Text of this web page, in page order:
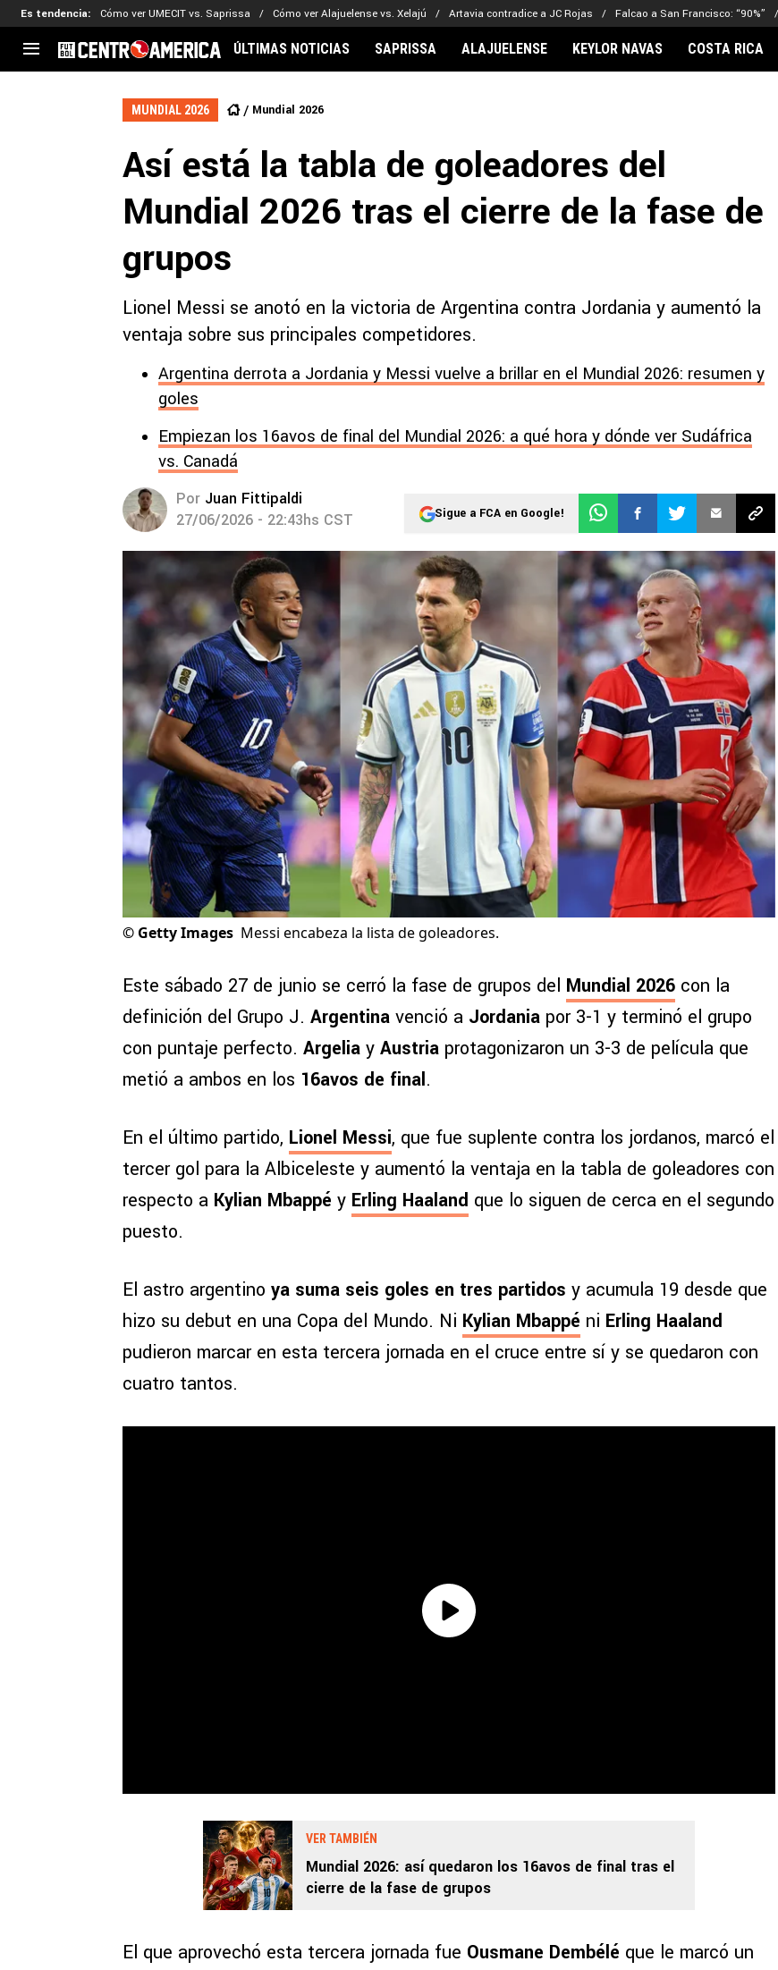
Es tendencia: Cómo ver UMECIT vs. Saprissa Cómo ver Alajuelense vs. Xelajú Artavia contradice a JC Rojas Falcao a San Francisco: “90%”
CENTROAMÉRICA
CONCACAF
Liga de Naciones
Copa de Campeones
MLS
Kervin Arriaga
Adalberto Carrasquilla
Nathaniel Méndez-Laing
Alajuelense
Comunicaciones
Real Estelí
Real Madrid
ÚLTIMAS NOTICIAS SAPRISSA ALAJUELENSE KEYLOR NAVAS COSTA RICA
MUNDIAL 2026 Mundial 2026
Así está la tabla de goleadores del
Mundial 2026 tras el cierre de la fase de
grupos
Lionel Messi se anotó en la victoria de Argentina contra Jordania y aumentó la
ventaja sobre sus principales competidores.
Argentina derrota a Jordania y Messi vuelve a brillar en el Mundial 2026: resumen y
goles
Empiezan los 16avos de final del Mundial 2026: a qué hora y dónde ver Sudáfrica
vs. Canadá
Por Juan Fittipaldi
27/06/2026 - 22:43hs CST
Sigue a FCA en Google!
© Getty Images Messi encabeza la lista de goleadores.
Este sábado 27 de junio se cerró la fase de grupos del Mundial 2026 con la
definición del Grupo J. Argentina venció a Jordania por 3-1 y terminó el grupo
con puntaje perfecto. Argelia y Austria protagonizaron un 3-3 de película que
metió a ambos en los 16avos de final.
En el último partido, Lionel Messi, que fue suplente contra los jordanos, marcó el
tercer gol para la Albiceleste y aumentó la ventaja en la tabla de goleadores con
respecto a Kylian Mbappé y Erling Haaland que lo siguen de cerca en el segundo
puesto.
El astro argentino ya suma seis goles en tres partidos y acumula 19 desde que
hizo su debut en una Copa del Mundo. Ni Kylian Mbappé ni Erling Haaland
pudieron marcar en esta tercera jornada en el cruce entre sí y se quedaron con
cuatro tantos.
VER TAMBIÉN
Mundial 2026: así quedaron los 16avos de final tras el
cierre de la fase de grupos
El que aprovechó esta tercera jornada fue Ousmane Dembélé que le marcó un